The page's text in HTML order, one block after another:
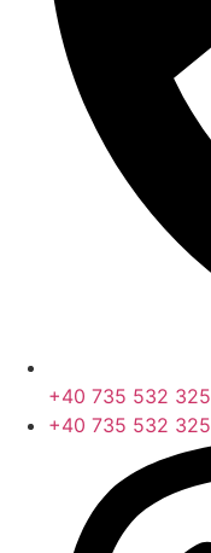
+40 735 532 325
+40 735 532 325